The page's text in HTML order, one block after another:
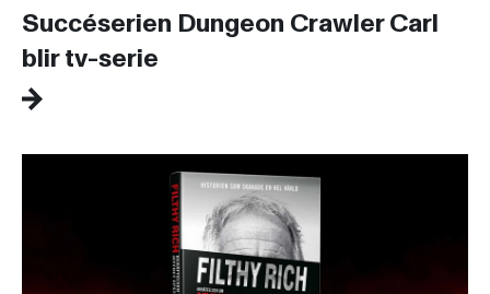
Succéserien Dungeon Crawler Carl
blir tv-serie